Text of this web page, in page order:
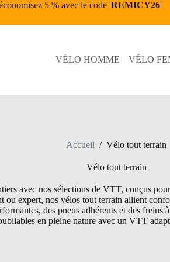
5 % avec le code 'REMICY26'
VÉLO HOMME VÉLO
Accueil / Vélo tout terrain
Vélo tout terrain
avec nos sélections de VTT, conçus
ou expert, nos vélos tout terrain allient
des pneus adhérents et des freins
en pleine nature avec un VTT